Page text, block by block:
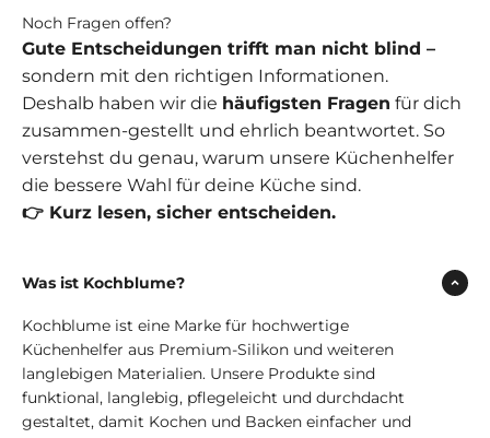
Noch Fragen offen?
Gute Entscheidungen trifft man nicht blind –
sondern mit den richtigen Informationen.
Deshalb haben wir die häufigsten Fragen für dich
zusammen-gestellt und ehrlich beantwortet. So
verstehst du genau, warum unsere Küchenhelfer
die bessere Wahl für deine Küche sind.
👉 Kurz lesen, sicher entscheiden.
Was ist Kochblume?
Kochblume ist eine Marke für hochwertige
Küchenhelfer aus Premium-Silikon und weiteren
langlebigen Materialien. Unsere Produkte sind
funktional, langlebig, pflegeleicht und durchdacht
gestaltet, damit Kochen und Backen einfacher und